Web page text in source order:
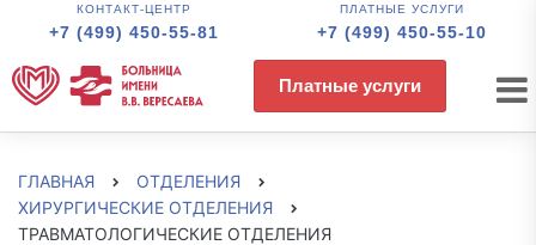
КОНТАКТ-ЦЕНТР
+7 (499) 450-55-81
ПЛАТНЫЕ УСЛУГИ
+7 (499) 450-55-10
Платные услуги
ГЛАВНАЯ
ОТДЕЛЕНИЯ
ХИРУРГИЧЕСКИЕ ОТДЕЛЕНИЯ
ТРАВМАТОЛОГИЧЕСКИЕ ОТДЕЛЕНИЯ